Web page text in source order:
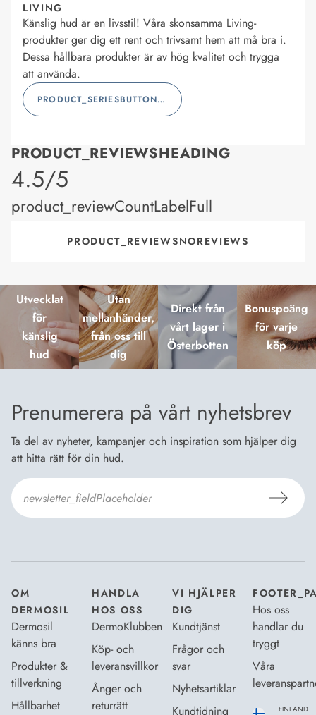
LIVING
Känslig hud är en livsstil! Våra skonsamma Living-
produkter ger dig ett rent och trivsamt hem att må bra i.
Dessa hållbara produkter är av hög kvalitet och trygga
att använda.
PRODUCT_SERIESBUTTONLABEL
PRODUCT_REVIEWSHEADING
product_rating
4.5/5
product_reviewCountLabelFull
PRODUCT_REVIEWSNOREVIEWS
Utvecklat
för
känslig
hud
Utan
mellanhänder,
från oss till
dig
Direkt från
vårt lager i
Österbotten
Bonuspoäng
för varje
köp
Prenumerera på vårt nyhetsbrev
Ta del av nyheter, kampanjer och inspiration som hjälper dig
att hitta rätt för din hud.
OM
DERMOSIL
Dermosil
känns bra
Produkter &
tillverkning
Hållbarhet
HANDLA
HOS OSS
DermoKlubben
Köp- och
leveransvillkor
Ånger och
returrätt
VI HJÄLPER
DIG
Kundtjänst
Frågor och
svar
Nyhetsartiklar
Kundtidning
Hos oss
handlar du
tryggt
Våra
FINLAND